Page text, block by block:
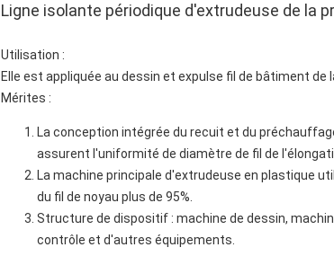
Ligne isolante périodique d'extrudeuse de la
Utilisation :
Elle est appliquée au dessin et expulse fil de bâtiment de
Mérites :
La conception intégrée du recuit et du
assurent l'uniformité de diamètre de fil de
La machine principale d'extrudeuse en plastique
du fil de noyau plus de 95%.
Structure de dispositif : machine de dessin,
contrôle et d'autres équipements.